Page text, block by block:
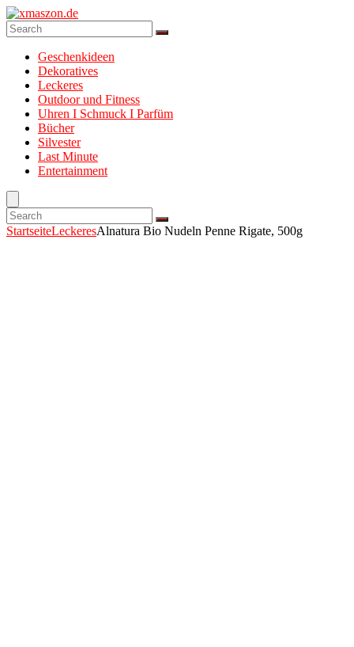
Geschenkideen
Dekoratives
Leckeres
Outdoor und Fitness
Uhren I Schmuck I Parfüm
Bücher
Silvester
Last Minute
Entertainment
StartseiteLeckeresAlnatura Bio Nudeln Penne Rigate, 500g